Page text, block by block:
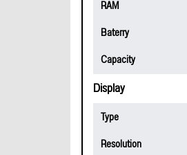
RAM
Baterry
Capacity
Display
Type
Resolution